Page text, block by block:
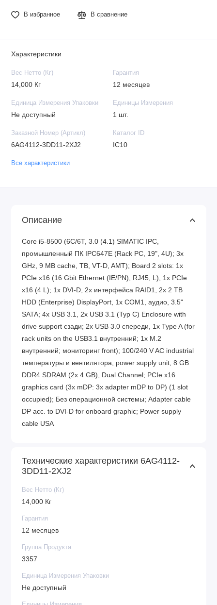
В избранное В сравнение
Характеристики
Вес Нетто (Кг)
14,000 Кг
Гарантия
12 месяцев
Единица Измерения Упаковки
Не доступный
Единицы Измерения
1 шт.
Заказной Номер (Артикл)
6AG4112-3DD11-2XJ2
Каталог ID
IC10
Все характеристики
Описание
Core i5-8500 (6C/6T, 3.0 (4.1) SIMATIC IPC,
промышленный ПК IPC647E (Rack PC, 19", 4U); 3x
GHz, 9 MB cache, TB, VT-D, AMT); Board 2 slots: 1x
PCIe x16 (16 Gbit Ethernet (IE/PN), RJ45; L), 1x PCIe
x16 (4 L); 1x DVI-D, 2x интерфейса RAID1, 2x 2 TB
HDD (Enterprise) DisplayPort, 1x COM1, аудио, 3.5"
SATA; 4x USB 3.1, 2x USB 3.1 (Typ C) Enclosure with
drive support сзади; 2x USB 3.0 спереди, 1x Type A (for
rack units on the USB3.1 внутренний; 1x M.2
внутренний; мониторинг front); 100/240 V AC industrial
температуры и вентилятора, power supply unit; 8 GB
DDR4 SDRAM (2x 4 GB), Dual Channel; PCIe x16
graphics card (3x mDP: 3x adapter mDP to DP) (1 slot
occupied); Без операционной системы; Adapter cable
DP acc. to DVI-D for onboard graphic; Power supply
cable USA
Технические характеристики 6AG4112-
3DD11-2XJ2
Вес Нетто (Кг)
14,000 Кг
Гарантия
12 месяцев
Группа Продукта
3357
Единица Измерения Упаковки
Не доступный